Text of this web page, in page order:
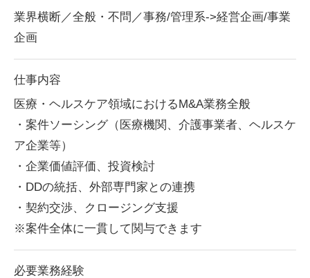
業界横断／全般・不問／事務/管理系->経営企画/事業
企画
仕事内容
医療・ヘルスケア領域におけるM&A業務全般
・案件ソーシング（医療機関、介護事業者、ヘルスケ
ア企業等）
・企業価値評価、投資検討
・DDの統括、外部専門家との連携
・契約交渉、クロージング支援
※案件全体に一貫して関与できます
必要業務経験